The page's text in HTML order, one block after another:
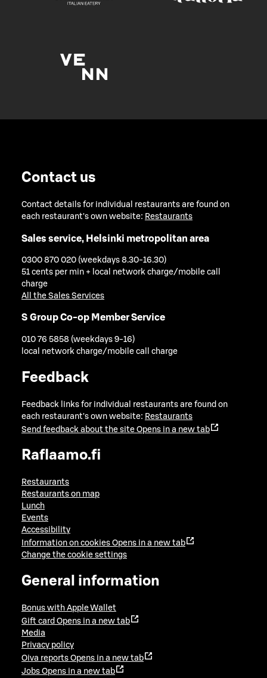
Contact us
Contact details for individual restaurants are found on
each restaurant's own website: Restaurants
Sales service, Helsinki metropolitan area
0300 870 020 (weekdays 8.30-16.30)
51 cents per min + local network charge/mobile call
charge
All the Sales Services
S Group Co-op Member Service
010 76 5858 (weekdays 9-16)
local network charge/mobile call charge
Feedback
Feedback links for individual restaurants are found on
each restaurant's own website: Restaurants
Send feedback about the site Opens in a new tab
Raflaamo.fi
Restaurants
Restaurants on map
Lunch
Events
Accessibility
Information on cookies Opens in a new tab
Change the cookie settings
General information
Bonus with Apple Wallet
Gift card Opens in a new tab
Media
Privacy policy
Oiva reports Opens in a new tab
Jobs Opens in a new tab